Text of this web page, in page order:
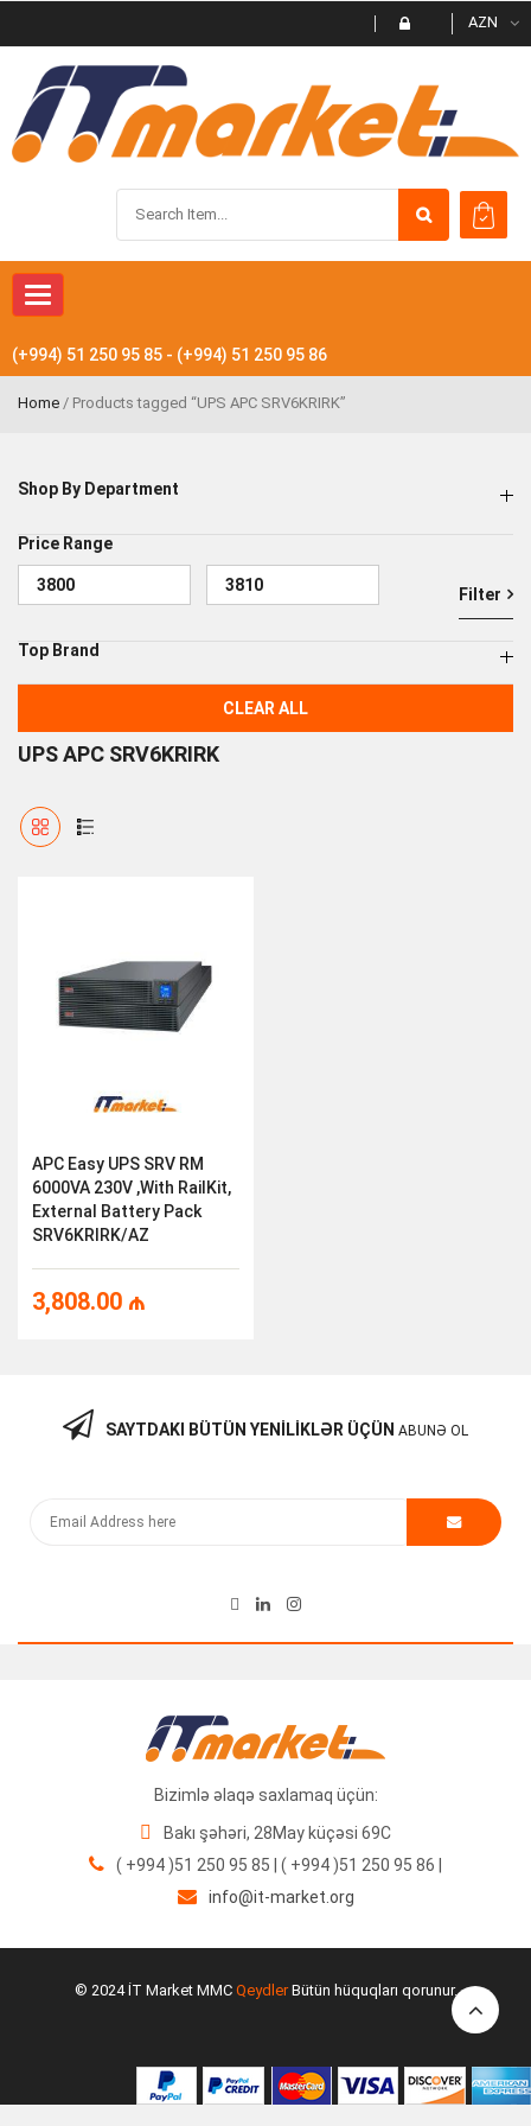
AZN
Toggle navigation
(+994) 51 250 95 85 - (+994) 51 250 95 86
Home / Products tagged “UPS APC SRV6KRIRK”
Shop By Department
Price Range
Filter
Top Brand
CLEAR ALL
UPS APC SRV6KRIRK
APC Easy UPS SRV RM
6000VA 230V ,with RailKit,
External Battery Pack
SRV6KRIRK/AZ
3,808.00 ₼
SAYTDAKI BÜTÜN YENILIKLƏR ÜÇÜN ABUNƏ OL
Bizimlə əlaqə saxlamaq üçün:
Bakı şəhəri, 28May küçəsi 69C
( +994 )51 250 95 85 | ( +994 )51 250 95 86 |
info@it-market.org
© 2024 İT Market MMC QeydlerBütün hüquqları qorunur.